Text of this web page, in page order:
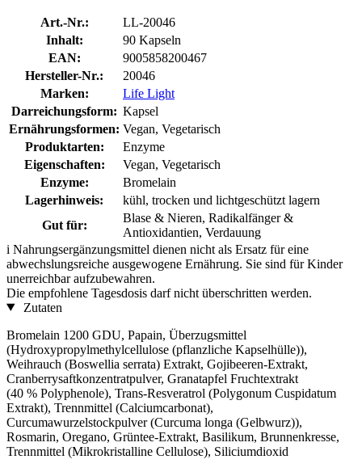
Art.-Nr.:
LL-20046
Inhalt:
90 Kapseln
EAN:
9005858200467
Hersteller-Nr.:
20046
Marken:
Life Light
Darreichungsform: Kapsel
Ernährungsformen: Vegan, Vegetarisch
Produktarten:
Enzyme
Eigenschaften:
Vegan, Vegetarisch
Enzyme:
Bromelain
Lagerhinweis:
kühl, trocken und lichtgeschützt lagern
Gut für:
Blase & Nieren, Radikalfänger &
Antioxidantien, Verdauung
i Nahrungsergänzungsmittel dienen nicht als Ersatz für eine
abwechslungsreiche ausgewogene Ernährung. Sie sind für Kinder
unerreichbar aufzubewahren.
Die empfohlene Tagesdosis darf nicht überschritten werden.
Zutaten
Bromelain 1200 GDU, Papain, Überzugsmittel
(Hydroxypropylmethylcellulose (pflanzliche Kapselhülle)),
Weihrauch (Boswellia serrata) Extrakt, Gojibeeren-Extrakt,
Cranberrysaftkonzentratpulver, Granatapfel Fruchtextrakt
(40 % Polyphenole), Trans-Resveratrol (Polygonum Cuspidatum
Extrakt), Trennmittel (Calciumcarbonat),
Curcumawurzelstockpulver (Curcuma longa (Gelbwurz)),
Rosmarin, Oregano, Grüntee-Extrakt, Basilikum, Brunnenkresse,
Trennmittel (Mikrokristalline Cellulose), Siliciumdioxid